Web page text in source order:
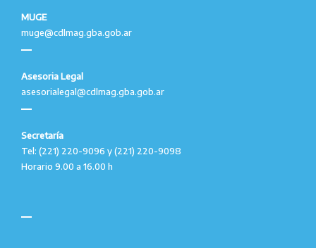
MUGE
muge@cdlmag.gba.gob.ar
Asesoria Legal
asesorialegal@cdlmag.gba.gob.ar
Secretaría
Tel: (221) 220-9096 y (221) 220-9098
Horario 9.00 a 16.00 h